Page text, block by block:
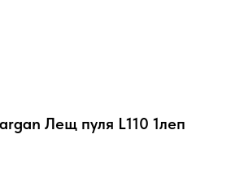
Лещ пуля L110 1леп